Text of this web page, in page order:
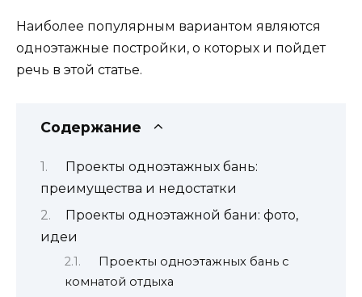
Наиболее популярным вариантом являются
одноэтажные постройки, о которых и пойдет
речь в этой статье.
Содержание
Проекты одноэтажных бань:
преимущества и недостатки
Проекты одноэтажной бани: фото,
идеи
Проекты одноэтажных бань с
комнатой отдыха